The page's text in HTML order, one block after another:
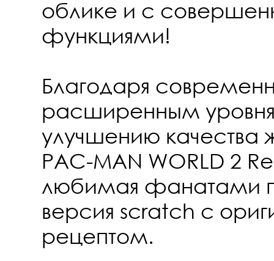
облике и с
функциями!
Благодаря
расширенным
улучшению качества
PAC-MAN WORLD 2
любимая фанатами
версия scratch с
рецептом.